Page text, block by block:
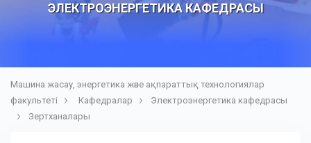
ЭЛЕКТРОЭНЕРГЕТИКА КАФЕДРАСЫ
Машина жасау, энергетика және ақпараттық технологиялар
факультеті
Кафедралар
Электроэнергетика кафедрасы
Зертханалары